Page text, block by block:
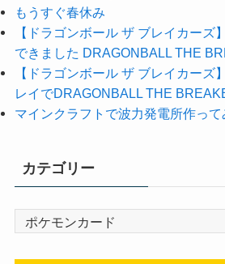
もうすぐ春休み
【ドラゴンボール ザ ブレイカーズ
できました DRAGONBALL THE
【ドラゴンボール ザ ブレイカーズ
レイでDRAGONBALL THE
マインクラフトで波力発電所作って
カテゴリー
カ
テ
ゴ